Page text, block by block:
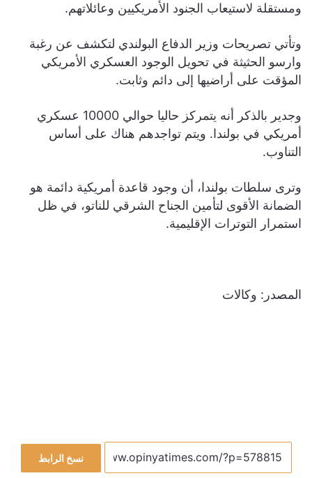
ومستقلة لاستيعاب الجنود الأمريكيين وعائلاتهم.
وتأتي تصريحات وزير الدفاع البولندي لتكشف عن رغبة
وارسو الحثيثة في تحويل الوجود العسكري الأمريكي
المؤقت على أراضيها إلى دائم وثابت.
وجدير بالذكر أنه يتمركز حاليا حوالي 10000 عسكري
أمريكي في بولندا. ويتم تواجدهم هناك على أساس
التناوب.
وترى سلطات بولندا، أن وجود قاعدة أمريكية دائمة هو
الضمانة الأقوى لتأمين الجناح الشرقي للناتو، في ظل
استمرار التوترات الإقليمية.
المصدر: وكالات
نسخ الرابط